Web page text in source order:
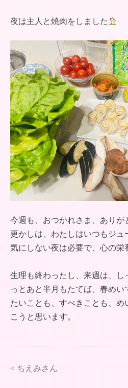
夜は主人と焼肉をしました
今週も、おつかれさま、ありが
更かしは、わたしはいつもジュ
気にしない夜は必要で、心の栄
生理も終わったし、来週は、し
っとあと半月もたてば、春めい
たいことも、すべきことも、め
こうと思います。
< ちえみさん